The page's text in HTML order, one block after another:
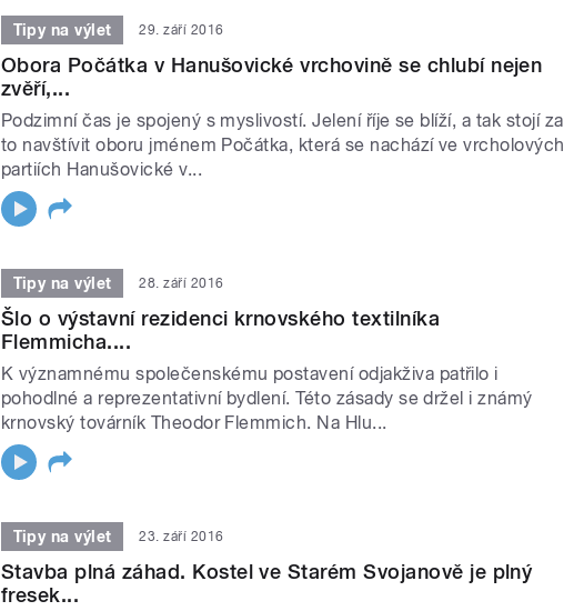
Tipy na výlet 29. září 2016
Obora Počátka v Hanušovické vrchovině se chlubí nejen
zvěří,...
Podzimní čas je spojený s myslivostí. Jelení říje se blíží, a tak stojí za
to navštívit oboru jménem Počátka, která se nachází ve vrcholových
partiích Hanušovické v...
Tipy na výlet 28. září 2016
Šlo o výstavní rezidenci krnovského textilníka
Flemmicha....
K významnému společenskému postavení odjakživa patřilo i
pohodlné a reprezentativní bydlení. Této zásady se držel i známý
krnovský továrník Theodor Flemmich. Na Hlu...
Tipy na výlet 23. září 2016
Stavba plná záhad. Kostel ve Starém Svojanově je plný
fresek...